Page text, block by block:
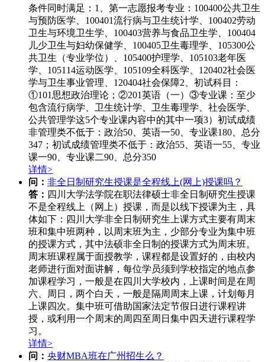
条件同时满足：1、第一志愿报考专业：100400公共卫生
与预防医学、100401流行病与卫生统计学、100402劳动
卫生与环境卫生学、100403营养与食品卫生学、100404
儿少卫生与妇幼保健学、100405卫生毒理学、105300公
共卫生（专业学位）、105400护理学、105103老年医
学、105114运动医学、105109全科医学、120402社会医
学与卫生事业管理、120404社会保障2、初试科目：
①101思想政治理论；②201英语（一）③专业课：至少
包含流行病学、卫生统计学、卫生毒理学、社会医学、
公共管理学这5个专业课内容中的其中一项3）初试成绩
非管理类不低于：政治50、英语一50、专业课180、总分
347；初试成绩管理类不低于：政治55、英语一55、专业
课一90、专业课二90、总分350
详情>
问： 非全日制研究生授课是全程线上(网上)授课吗？
答： 四川大学法学院在职法律硕士非全日制研究生授课
不是全程线上（网上）授课，而是以线下授课为主，具
体如下：四川大学非全日制研究生上课方式主要有周末
班和集中班两种，以周末班为主，少部分专业为集中班
的授课方式，其中法硕非全日制的授课方式为周末班。
周末班课程属于面授教学，课程都是设置好的，由校内
老师进行面对面讲解，每位学员须到学校指定的地点参
加课程学习，一般是在四川大学校内，上课时间是在周
六、周日，两个白天，一般是隔周周末上课，计划每月
上课四次。集中班可借助国家法定节假日进行课程讲
授，或利用一个周末的周四至周日集中四天进行课程学
习。
详情>
问： 央财MBA班在广州招生么？